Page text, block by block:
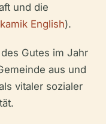
und die
English).
Gutes im Jahr
aus und
vitaler sozialer